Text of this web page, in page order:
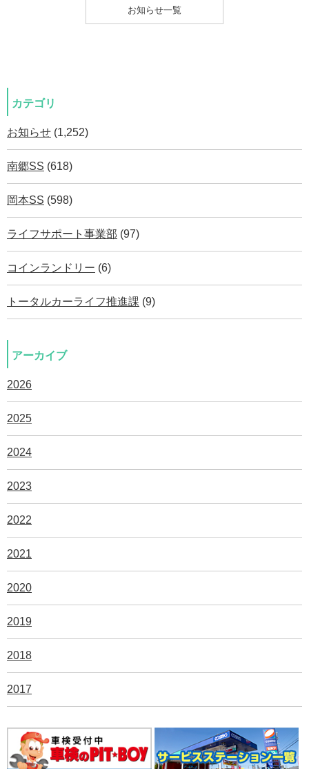
お知らせ一覧
カテゴリ
お知らせ (1,252)
南郷SS (618)
岡本SS (598)
ライフサポート事業部 (97)
コインランドリー (6)
トータルカーライフ推進課 (9)
アーカイブ
2026
2025
2024
2023
2022
2021
2020
2019
2018
2017